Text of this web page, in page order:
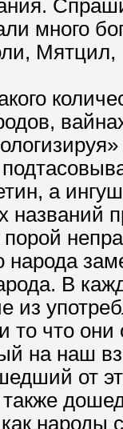
много
а
народа
В
то что
на наш
от